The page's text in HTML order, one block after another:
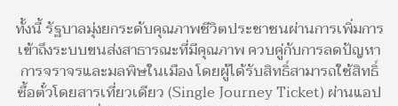
ทั้งนี้ รัฐบาลมุ่งยกระดับคุณภาพชีวิตประชาชนผ่านการเพิ่มการ
เข้าถึงระบบขนส่งสาธารณะที่มีคุณภาพ ควบคู่กับการลดปัญหา
การจราจรและมลพิษในเมือง โดยผู้ได้รับสิทธิ์สามารถใช้สิทธิ์
ซื้อตั๋วโดยสารเที่ยวเดียว (Single Journey Ticket) ผ่านแอป